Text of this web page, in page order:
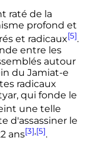
raté de la
profond et
et radicaux[5].
entre les
autour
du Jamiat-e
radicaux
qui fonde le
une telle
d'assassiner le
ans[3],[5].